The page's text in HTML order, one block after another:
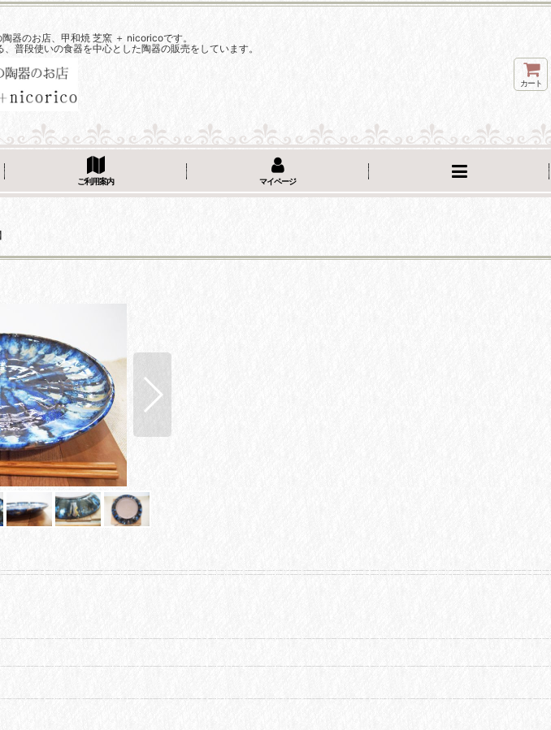
器のお店、甲和焼 芝窯 ＋ nicoricoです。
普段使いの食器を中心とした陶器の販売をしています。
カート
ご利用案内 マイページ